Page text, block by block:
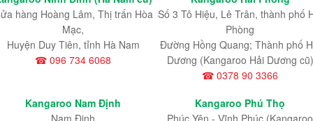
hàng Hoàng Lâm, Thị trấn Hòa
Mạc,
Huyện Duy Tiên, tỉnh Hà Nam
☎ 096 734 6068
Số 3 Tô Hiệu, Lê Trân, thành phố
Phòng
Đường Hồng Quang; Thành phố
Dương (Kangaroo Hải Dương cũ)
☎ 0378 90 3366
Kangaroo Nam Định
Nam Định
Kangaroo Phú Thọ
Phúc Yên - Vĩnh Phúc (Kangaroo